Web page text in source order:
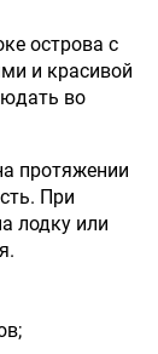
острова с
и красивой
во
протяжении
При
лодку или